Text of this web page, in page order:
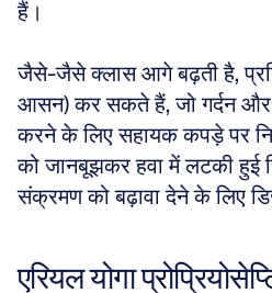
हैं।
जैसे-जैसे क्लास आगे बढ़ती है,
आसन) कर सकते हैं, जो गर्दन और
करने के लिए सहायक कपड़े पर
को जानबूझकर हवा में लटकी हुई
संक्रमण को बढ़ावा देने के लिए
एरियल योगा